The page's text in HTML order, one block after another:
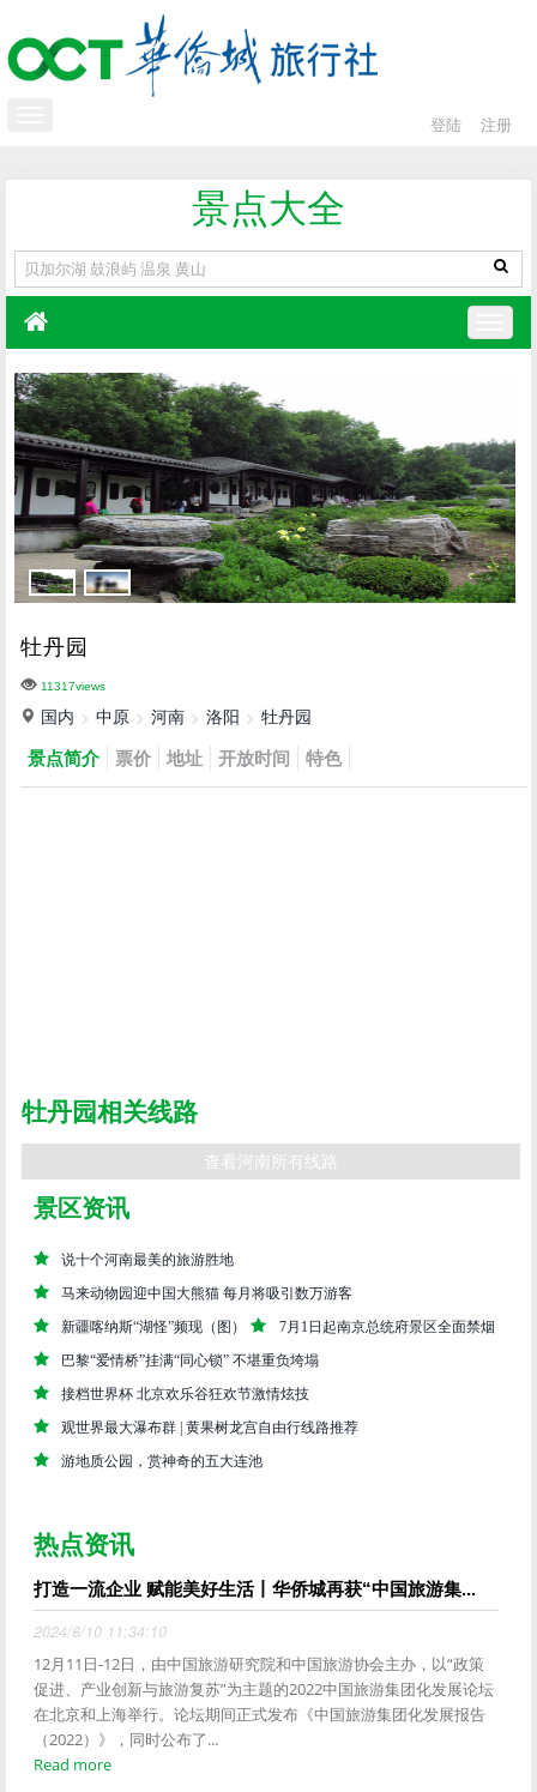
登陆 注册
景点大全
牡丹园
11317views
国内 中原 河南 洛阳 牡丹园
景点简介 票价 地址 开放时间 特色
牡丹园相关线路
查看河南所有线路
景区资讯
说十个河南最美的旅游胜地
马来动物园迎中国大熊猫 每月将吸引数万游客
新疆喀纳斯“湖怪”频现（图）
7月1日起南京总统府景区全面禁烟
巴黎“爱情桥”挂满“同心锁” 不堪重负垮塌
接档世界杯 北京欢乐谷狂欢节激情炫技
观世界最大瀑布群 | 黄果树龙宫自由行线路推荐
游地质公园，赏神奇的五大连池
热点资讯
打造一流企业 赋能美好生活丨华侨城再获“中国旅游集...
2024/8/10 11:34:10
12月11日-12日，由中国旅游研究院和中国旅游协会主办，以“政策
促进、产业创新与旅游复苏”为主题的2022中国旅游集团化发展论坛
在北京和上海举行。论坛期间正式发布《中国旅游集团化发展报告
（2022）》，同时公布了...
Read more